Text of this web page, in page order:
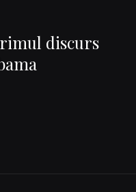
discurs